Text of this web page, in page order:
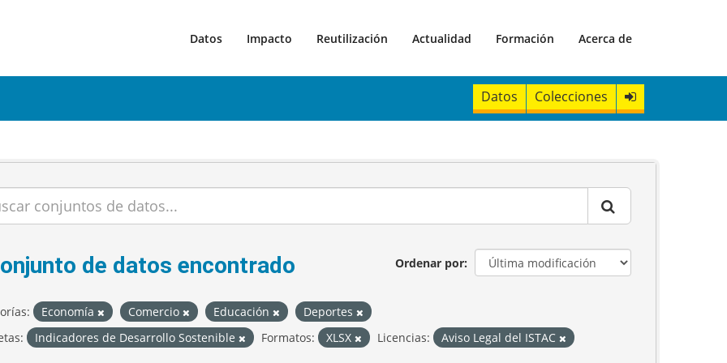
Datos Impacto Reutilización Actualidad Formación Acerca de
Datos Colecciones
Ordenar por
de datos encontrado
Economía Comercio Educación
Deportes
Indicadores de Desarrollo Sostenible Formatos: XLSX Licencias: Aviso Legal del ISTAC